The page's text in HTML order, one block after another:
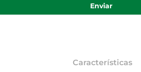
Enviar
Características